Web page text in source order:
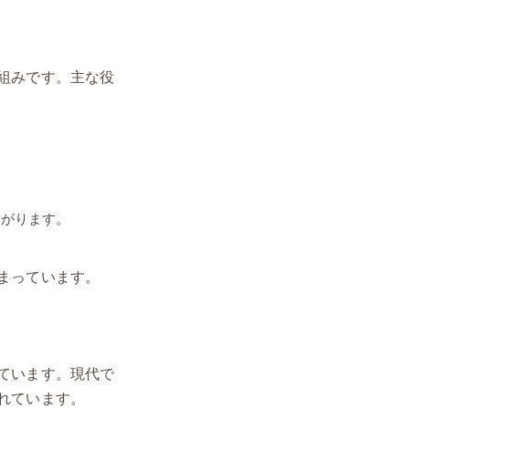
みです。主な役
ります。
ています。
います。現代で
います。